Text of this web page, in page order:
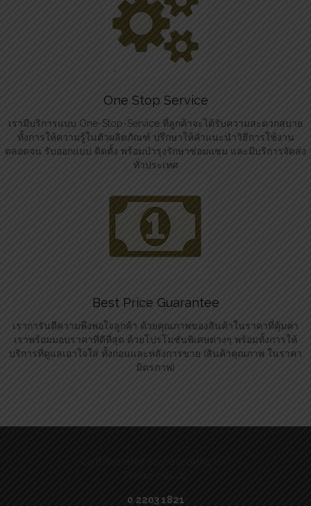
One Stop Service
เรามีบริการแบบ One-Stop-Service ที่ลูกค้าจะได้รับความสะดวกสบาย
ทั้งการให้ความรู้ในตัวผลิตภัณฑ์ ปรึกษาให้คำแนะนำวิธีการใช้งาน
ตลอดจน รับออกแบบ ติดตั้ง พร้อมบำรุงรักษาซ่อมแซม และมีบริการจัดส่ง
ทั่วประเทศ
Best Price Guarantee
เราการันตีความพึงพอใจลูกค้า ด้วยคุณภาพของสินค้าในราคาที่คุ้มค่า
เราพร้อมมอบราคาที่ดีที่สุด ด้วยโปรโมชั่นพิเศษต่างๆ พร้อมทั้งการให้
บริการที่ดูแลเอาใจใส่ ทั้งก่อนและหลังการขาย (สินค้าคุณภาพ ในราคา
มิตรภาพ)
0 2203 1821